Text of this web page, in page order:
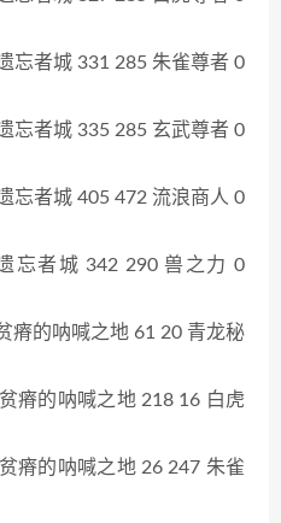
忘者城 331 285 朱雀尊者 0
忘者城 335 285 玄武尊者 0
忘者城 405 472 流浪商人 0
忘者城 342 290 兽之力 0
瘠的呐喊之地 61 20 青龙秘
瘠的呐喊之地 218 16 白虎
瘠的呐喊之地 26 247 朱雀